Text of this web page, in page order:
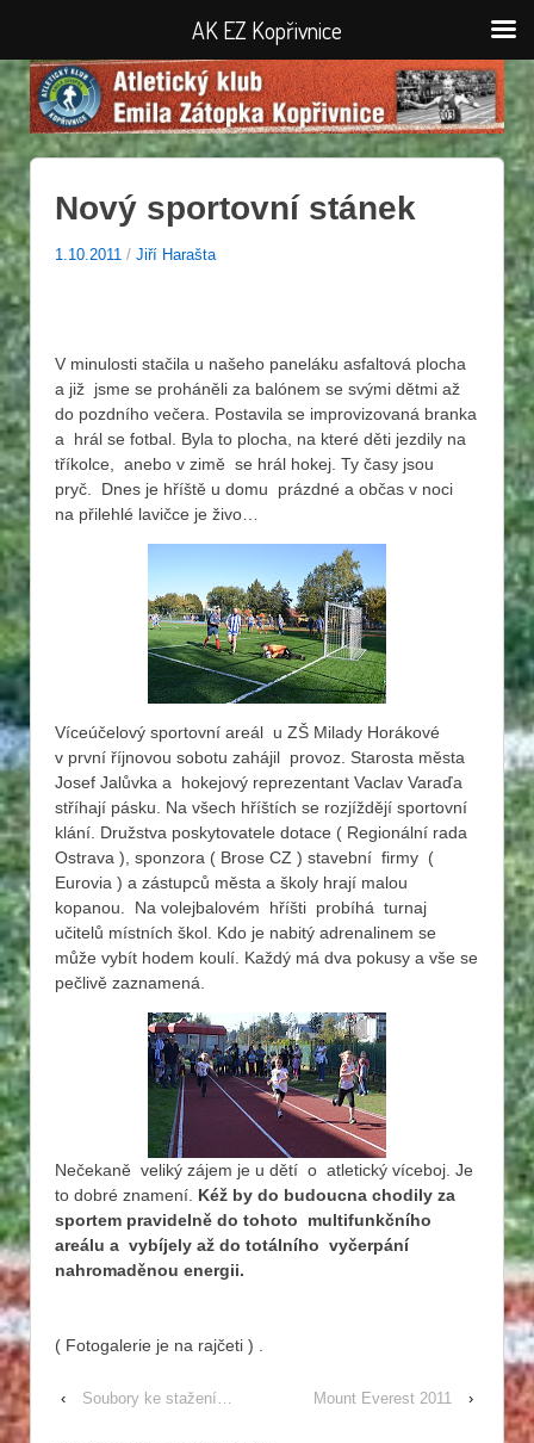
Nový sportovní stánek
1.10.2011 / Jiří Harašta
V minulosti stačila u našeho paneláku asfaltová plocha
a již jsme se proháněli za balónem se svými dětmi až
do pozdního večera. Postavila se improvizovaná branka
a hrál se fotbal. Byla to plocha, na které děti jezdily na
tříkolce, anebo v zimě se hrál hokej. Ty časy jsou
pryč. Dnes je hříště u domu prázdné a občas v noci
na přilehlé lavičce je živo…
Víceúčelový sportovní areál u ZŠ Milady Horákové
v první říjnovou sobotu zahájil provoz. Starosta města
Josef Jalůvka a hokejový reprezentant Vaclav Varaďa
stříhají pásku. Na všech hříštích se rozjíždějí sportovní
klání. Družstva poskytovatele dotace ( Regionální rada
Ostrava ), sponzora ( Brose CZ ) stavební firmy (
Eurovia ) a zástupců města a školy hrají malou
kopanou. Na volejbalovém hříšti probíhá turnaj
učitelů místních škol. Kdo je nabitý adrenalinem se
může vybít hodem koulí. Každý má dva pokusy a vše se
pečlivě zaznamená.
Nečekaně veliký zájem je u dětí o atletický víceboj. Je
to dobré znamení. Kéž by do budoucna chodily za
sportem pravidelně do tohoto multifunkčního
areálu a vybíjely až do totálního vyčerpání
nahromaděnou energii.
( Fotogalerie je na rajčeti ) .
‹ Soubory ke stažení… Mount Everest 2011 ›
AK EZ Kopřivnice